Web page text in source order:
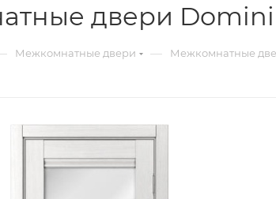
двери
Межкомнатные двери — Межкомнатные